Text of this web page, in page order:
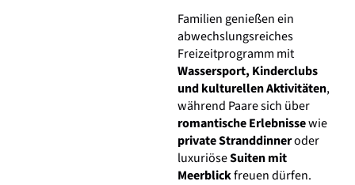
Familien genießen ein
abwechslungsreiches
Freizeitprogramm mit
Wassersport, Kinderclubs
und kulturellen Aktivitäten,
während Paare sich über
romantische Erlebnissewie
private Stranddinneroder
luxuriöseSuiten mit
Meerblickfreuen dürfen.